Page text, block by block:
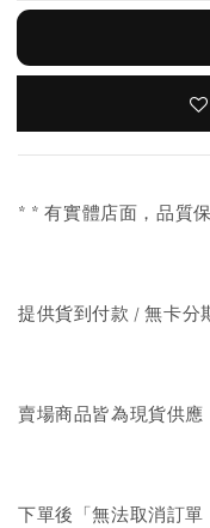
* * 有實體店面，品質
提供貨到付款 / 無卡分
賣場商品皆為現貨供應
下單後「無法取消訂單